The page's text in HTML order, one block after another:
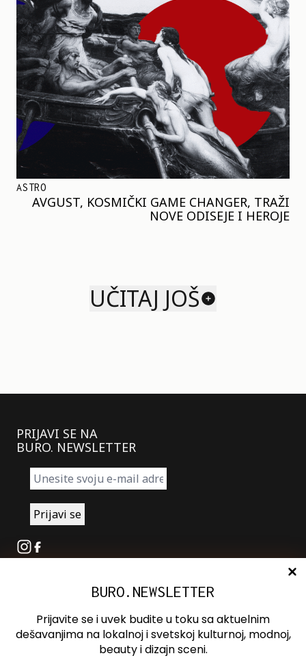
ASTRO
AVGUST, KOSMIČKI GAME CHANGER, TRAŽI
NOVE ODISEJE I HEROJE
UČITAJ JOŠ
PRIJAVI SE NA
BURO. NEWSLETTER
Instagram
Facebook
Oglašavanje
Kontakt
BURO.NEWSLETTER
Prijavite se i uvek budite u toku sa aktuelnim
dešavanjima na lokalnoj i svetskoj kulturnoj, modnoj,
beauty i dizajn sceni.